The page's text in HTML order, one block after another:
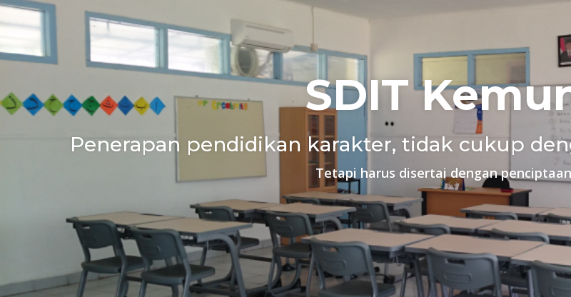
SDIT
Penerapan pendidikan karakter, tidak cukup
Tetapi harus disertai dengan